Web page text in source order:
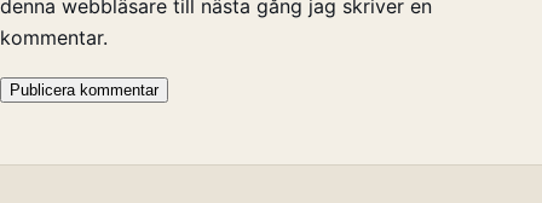
denna webbläsare till nästa gång jag skriver en
kommentar.